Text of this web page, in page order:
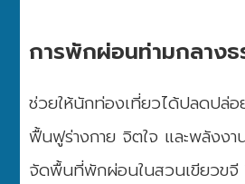
การพักผ่อนท่ามกลางธ
ช่วยให้นักท่องเที่ยวได้ปลดปล่อ
ฟื้นฟูร่างกาย จิตใจ และพลังงา
จัดพื้นที่พักผ่อนในสวนเขียวขจี